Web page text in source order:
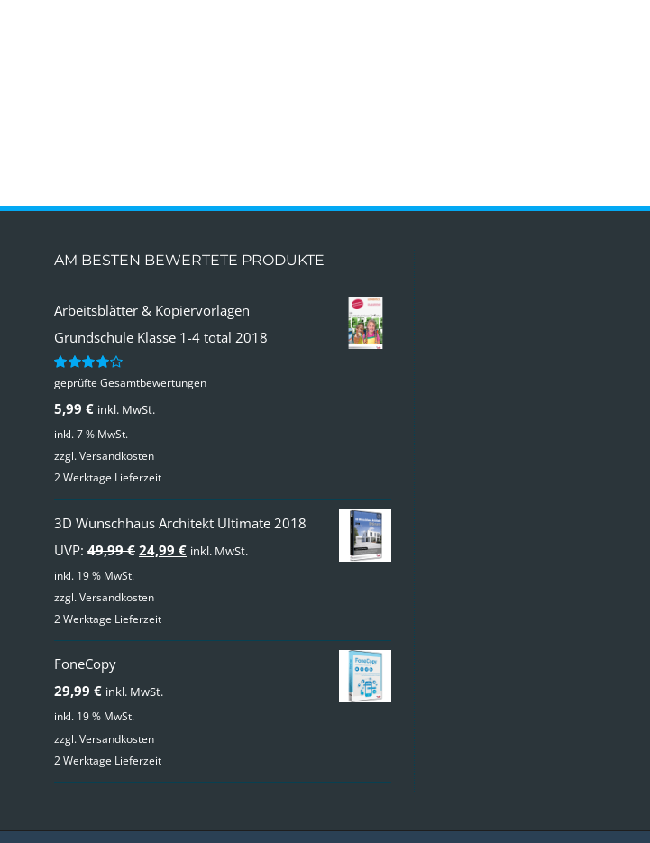
AM BESTEN BEWERTETE PRODUKTE
Arbeitsblätter & Kopiervorlagen
Grundschule Klasse 1-4 total 2018
Bewertet
von 5
geprüfte Gesamtbewertungen
5,99 € inkl. MwSt.
inkl. 7 % MwSt.
zzgl.Versandkosten
2 Werktage Lieferzeit
3D Wunschhaus Architekt Ultimate 2018
UVP: 49,99€ Ursprünglicher
war:
24,99 €Aktueller
inkl. MwSt.
inkl. 19 % MwSt.
zzgl.Versandkosten
2 Werktage Lieferzeit
FoneCopy
29,99 € inkl. MwSt.
inkl. 19 % MwSt.
zzgl.Versandkosten
2 Werktage Lieferzeit